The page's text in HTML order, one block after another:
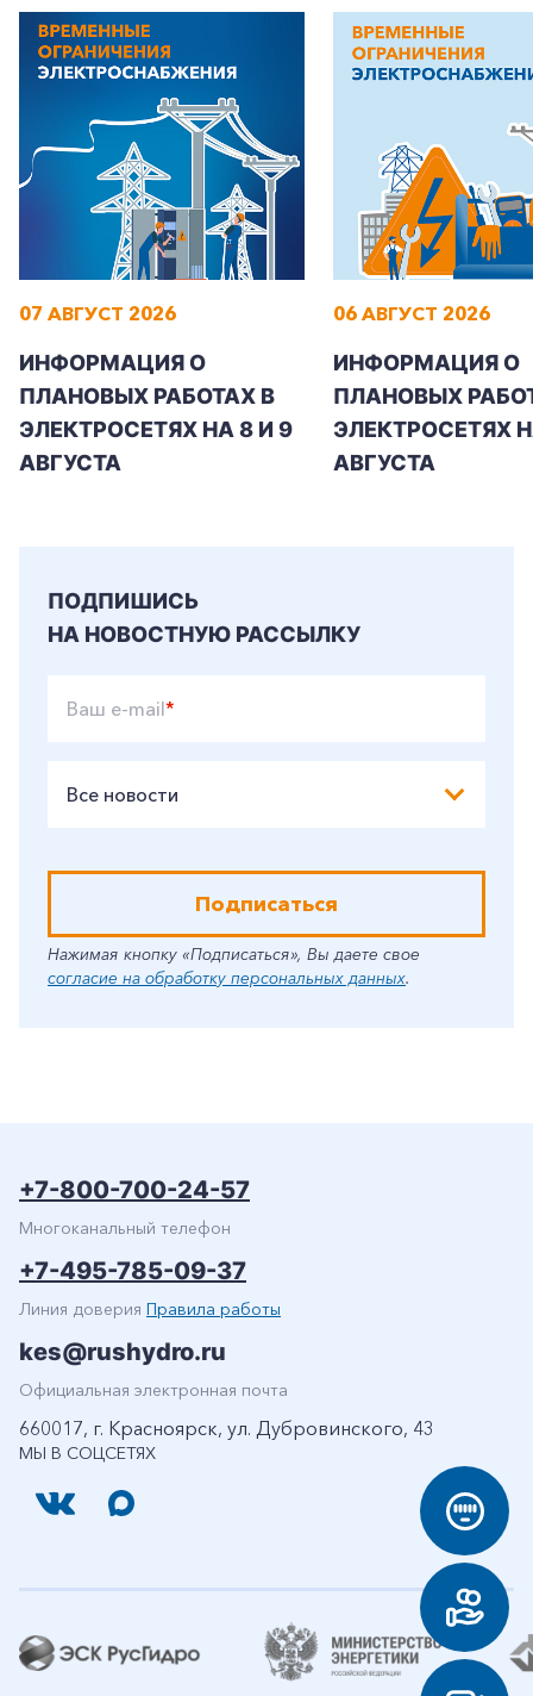
+7-800-700-24-57
Заказать обратный звонок
Частным клиентам
Корпоративным клиентам
07 АВГУСТ 2026
ИНФОРМАЦИЯ О
ПЛАНОВЫХ РАБОТАХ В
ЭЛЕКТРОСЕТЯХ НА 8 И 9
АВГУСТА
06 АВГУСТ 2026
ИНФОРМАЦИЯ О
ПЛАНОВЫХ
ЭЛЕКТРОСЕТЯХ
АВГУСТА
ПОДПИШИСЬ
НА НОВОСТНУЮ РАССЫЛКУ
Ваш e-mail*
Все новости
Подписаться
Нажимая кнопку «Подписаться», Вы даете свое
согласие на обработку персональных данных.
МЫ В СОЦСЕТЯХ
+7-800-700-24-57
Многоканальный телефон
+7-495-785-09-37
Линия доверия Правила работы
kes@rushydro.ru
Официальная электронная почта
660017, г. Красноярск, ул. Дубровинского, 43